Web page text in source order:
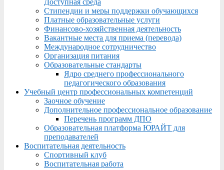
Доступная среда
Стипендии и меры поддержки обучающихся
Платные образовательные услуги
Финансово-хозяйственная деятельность
Вакантные места для приема (перевода)
Международное сотрудничество
Организация питания
Образовательные стандарты
Ядро среднего профессионального
педагогического образования
Учебный центр профессиональных компетенций
Заочное обучение
Дополнительное профессиональное образование
Перечень программ ДПО
Образовательная платформа ЮРАЙТ для
преподавателей
Воспитательная деятельность
Спортивный клуб
Воспитательная работа